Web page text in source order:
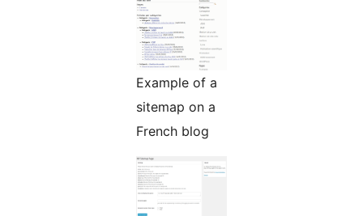
Example of a
sitemap on a
French blog